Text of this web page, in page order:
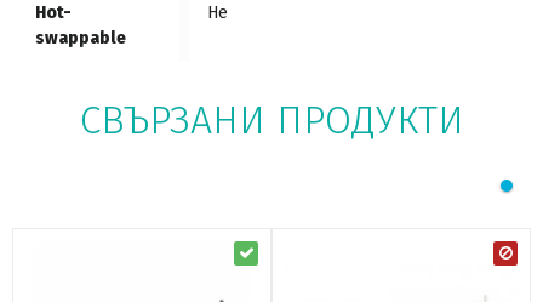
Hot-
swappable
Не
СВЪРЗАНИ ПРОДУКТИ